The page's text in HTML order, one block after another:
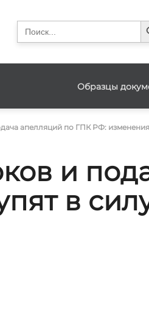
Search
for:
Образцы
апелляций по ГПК РФ: изменения
и
в